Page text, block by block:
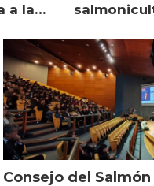
a la
Consejo del